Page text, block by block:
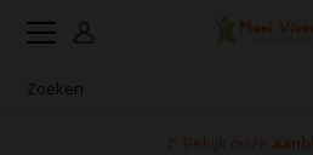
🚩 Bekijk onze